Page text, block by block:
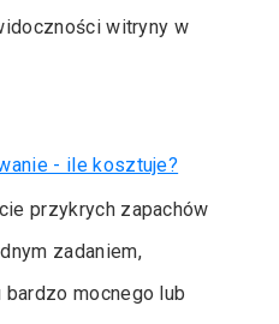
witryny w
- ile kosztuje?
przykrych zapachów
zadaniem,
mocnego lub